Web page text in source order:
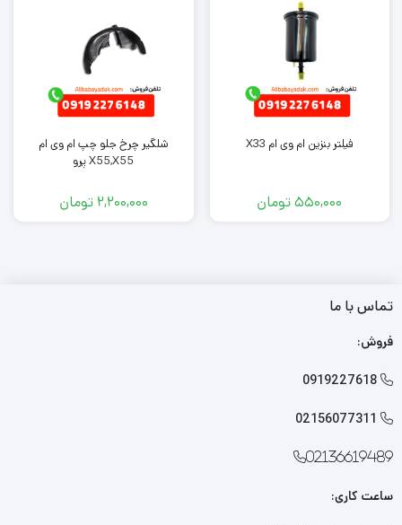
فیلتر بنزین ام وی ام X33
550,000تومان
شلگیر چرخ جلو چپ ام وی ام
X55,X55 پرو
2,200,000 تومان
تماس با ما
فروش:

0919227618

02156077311
02136619489
ساعت کاری: